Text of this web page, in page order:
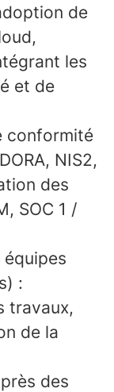
de
les
et de
conformité
NIS2,
des
SOC 1 /
:
travaux,
de la
des